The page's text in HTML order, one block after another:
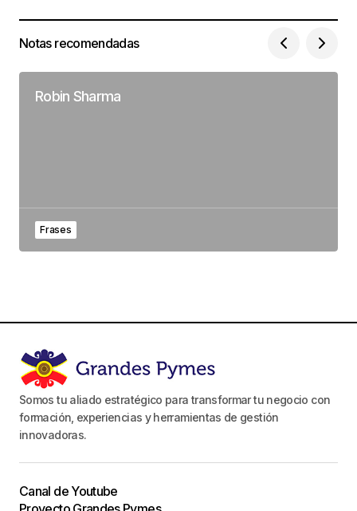
Notas recomendadas
Robin Sharma
Frases
Somos tu aliado estratégico para transformar tu negocio con
formación, experiencias y herramientas de gestión
innovadoras.
Canal de Youtube